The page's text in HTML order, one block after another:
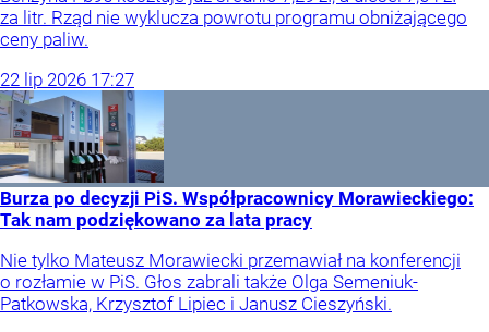
za litr. Rząd nie wyklucza powrotu programu obniżającego
ceny paliw.
22 lip 2026 17:27
Burza po decyzji PiS. Współpracownicy Morawieckiego:
Tak nam podziękowano za lata pracy
Nie tylko Mateusz Morawiecki przemawiał na konferencji
o rozłamie w PiS. Głos zabrali także Olga Semeniuk-
Patkowska, Krzysztof Lipiec i Janusz Cieszyński.